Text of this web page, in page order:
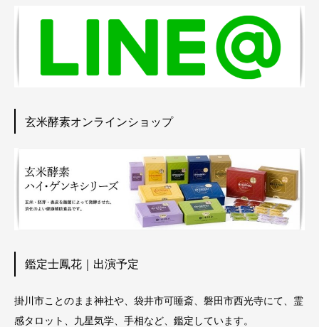
玄米酵素オンラインショップ
鑑定士鳳花｜出演予定
掛川市ことのまま神社や、袋井市可睡斎、磐田市西光寺にて、霊
感タロット、九星気学、手相など、鑑定しています。